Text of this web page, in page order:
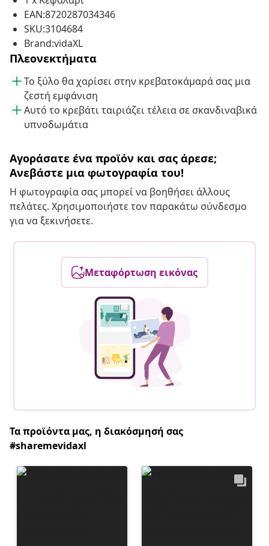
EAN:8720287034346
SKU:3104684
Brand:vidaXL
Πλεονεκτήματα
Το ξύλο θα χαρίσει στην κρεβατοκάμαρά σας μια
ζεστή εμφάνιση
Αυτό το κρεβάτι ταιριάζει τέλεια σε σκανδιναβικά
υπνοδωμάτια
Αγοράσατε ένα προϊόν και σας άρεσε;
Ανεβάστε μια φωτογραφία του!
Η φωτογραφία σας μπορεί να βοηθήσει άλλους
πελάτες. Χρησιμοποιήστε τον παρακάτω σύνδεσμο
για να ξεκινήσετε.
Μεταφόρτωση εικόνας
Τα προϊόντα μας, η διακόσμησή σας
#sharemevidaxl